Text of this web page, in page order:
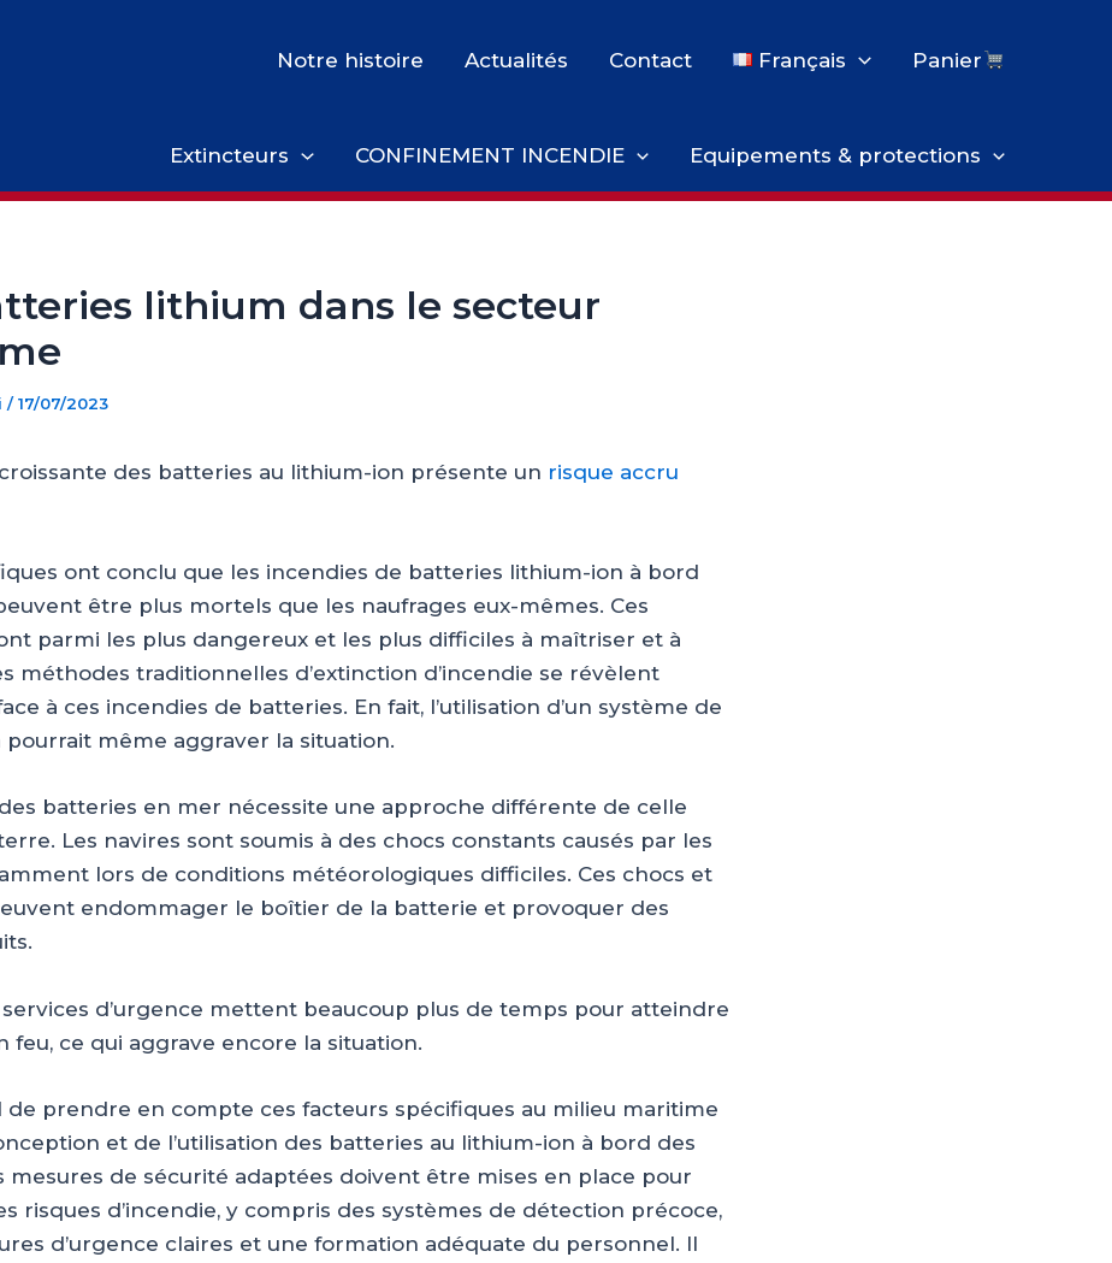
Notre histoire Actualités Contact Français Panier
Extincteurs CONFINEMENT INCENDIE Equipements & protections
lithium dans le secteur
/17/07/2023
croissante des batteries au lithium-ion présente un risque accru
ont conclu que les incendies de batteries lithium-ion à bord
être plus mortels que les naufrages eux-mêmes. Ces
parmi les plus dangereux et les plus difficiles à maîtriser et à
méthodes traditionnelles d’extinction d’incendie se révèlent
à ces incendies de batteries. En fait, l’utilisation d’un système de
pourrait même aggraver la situation.
batteries en mer nécessite une approche différente de celle
Les navires sont soumis à des chocs constants causés par les
lors de conditions météorologiques difficiles. Ces chocs et
endommager le boîtier de la batterie et provoquer des
services d’urgence mettent beaucoup plus de temps pour atteindre
feu, ce qui aggrave encore la situation.
de prendre en compte ces facteurs spécifiques au milieu maritime
et de l’utilisation des batteries au lithium-ion à bord des
mesures de sécurité adaptées doivent être mises en place pour
risques d’incendie, y compris des systèmes de détection précoce,
d’urgence claires et une formation adéquate du personnel. Il